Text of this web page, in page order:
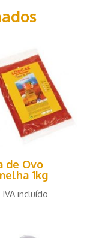
de Ovo
1kg
IVA incluído